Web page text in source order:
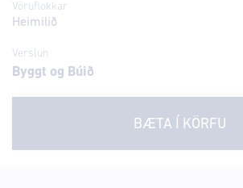
Vöruflokkar
Heimilið
Verslun
Byggt og Búið
BÆTA Í KÖRFU